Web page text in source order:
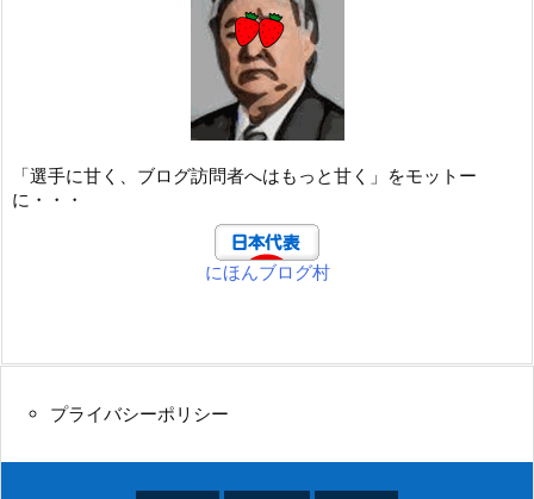
「選手に甘く、ブログ訪問者へはもっと甘く」をモットー
に・・・
にほんブログ村
プライバシーポリシー